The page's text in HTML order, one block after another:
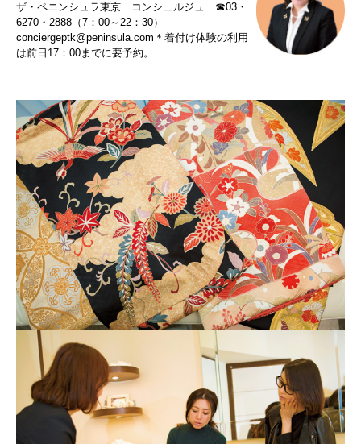
ザ・ペニンシュラ東京 コンシェルジュ ☎03・
6270・2888（7：00～22：30）
conciergeptk@peninsula.com ＊着付け体験の利用
は前日17：00までに要予約。